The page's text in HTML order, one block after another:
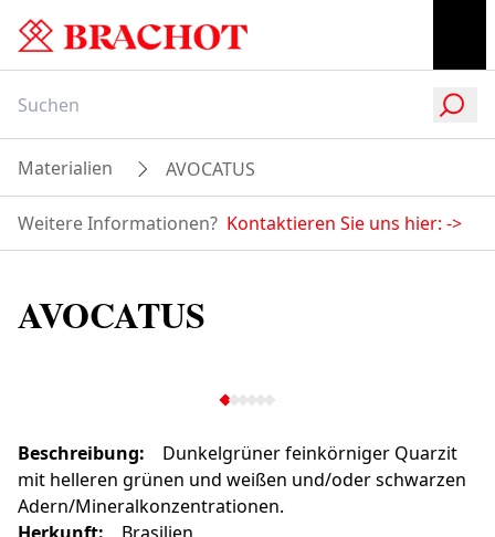
Materialien AVOCATUS
Weitere Informationen? Kontaktieren Sie uns hier: ->
AVOCATUS
Beschreibung:
Dunkelgrüner feinkörniger Quarzit
mit helleren grünen und weißen und/oder schwarzen
Adern/Mineralkonzentrationen.